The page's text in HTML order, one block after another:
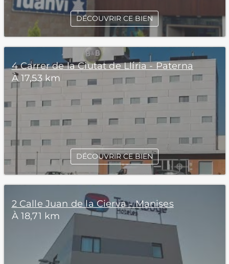
DÉCOUVRIR CE BIEN
4 Carrer de la Ciutat de Llíria - Paterna
À 17,53 km
DÉCOUVRIR CE BIEN
2 Calle Juan de la Cierva - Manises
À 18,71 km